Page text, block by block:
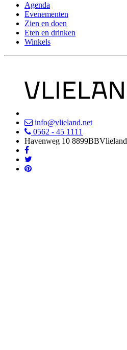
Agenda
Evenementen
Zien en doen
Eten en drinken
Winkels
info@vlieland.net
0562 - 45 1111
Havenweg 10 8899BBVlieland